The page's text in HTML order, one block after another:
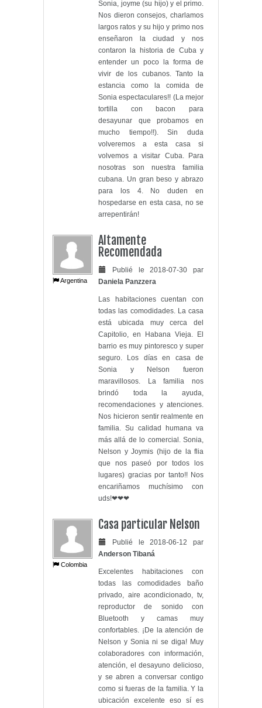
Sonia, joyme (su hijo) y el primo.
Nos dieron consejos, charlamos
largos ratos y su hijo y primo nos
enseñaron la ciudad y nos
contaron la historia de Cuba y
entender un poco la forma de
vivir de los cubanos. Tanto la
estancia como la comida de
Sonia espectaculares!! (La mejor
tortilla con bacon para
desayunar que probamos en
mucho tiempo!!). Sin duda
volveremos a esta casa si
volvemos a visitar Cuba. Para
nosotras son nuestra familia
cubana. Un gran beso y abrazo
para los 4. No duden en
hospedarse en esta casa, no se
arrepentirán!
Argentina
Altamente
Recomendada
Publié le 2018-07-30 par
Daniela Panzzera
Las habitaciones cuentan con
todas las comodidades. La casa
está ubicada muy cerca del
Capitolio, en Habana Vieja. El
barrio es muy pintoresco y super
seguro. Los días en casa de
Sonia y Nelson fueron
maravillosos. La familia nos
brindó toda la ayuda,
recomendaciones y atenciones.
Nos hicieron sentir realmente en
familia. Su calidad humana va
más allá de lo comercial. Sonia,
Nelson y Joymis (hijo de la flia
que nos paseó por todos los
lugares) gracias por tanto!! Nos
encariñamos muchísimo con
uds!❤❤❤
Colombia
Casa particular Nelson
Publié le 2018-06-12 par
Anderson Tibaná
Excelentes habitaciones con
todas las comodidades baño
privado, aire acondicionado, tv,
reproductor de sonido con
Bluetooth y camas muy
confortables. ¡De la atención de
Nelson y Sonia ni se diga! Muy
colaboradores con información,
atención, el desayuno delicioso,
y se abren a conversar contigo
como si fueras de la familia. Y la
ubicación excelente eso sí es